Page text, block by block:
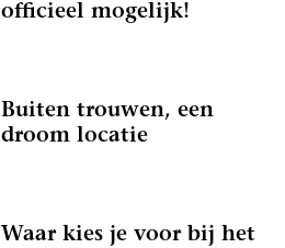
officieel mogelijk!
Buiten trouwen, een
droom locatie
Waar kies je voor bij het